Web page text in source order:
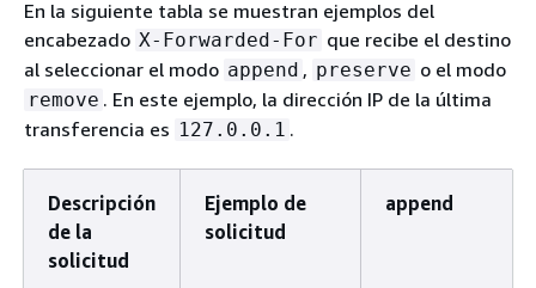
En la siguiente tabla se muestran ejemplos del
encabezado X-Forwarded-For que recibe el destino
al seleccionar el modo append , preserve o el modo
remove . En este ejemplo, la dirección IP de la última
transferencia es 127.0.0.1 .
Descripción
de la
solicitud
Ejemplo de
solicitud
append